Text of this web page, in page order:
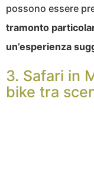
possono essere
tramonto
un’esperienza
3. Safari in
bike tra